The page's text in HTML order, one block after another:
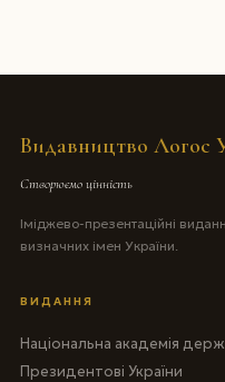
Видавництво Логос
Створюємо цінність
Іміджево-презентаційні
визначних імен України.
ВИДАННЯ
Національна академія
Президентові України